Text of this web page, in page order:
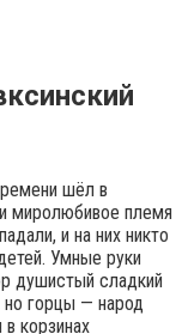
шёл в
миролюбивое племя
и на них никто
Умные руки
душистый сладкий
но горцы — народ
корзинах